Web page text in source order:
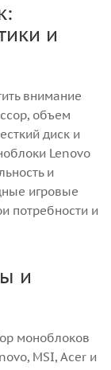
и
внимание
объем
диск и
Lenovo
и
игровые
потребности и
и
моноблоков
MSI, Acer и